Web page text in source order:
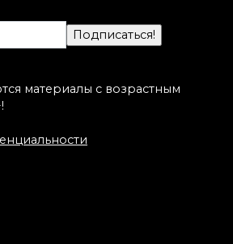
материалы с возрастным